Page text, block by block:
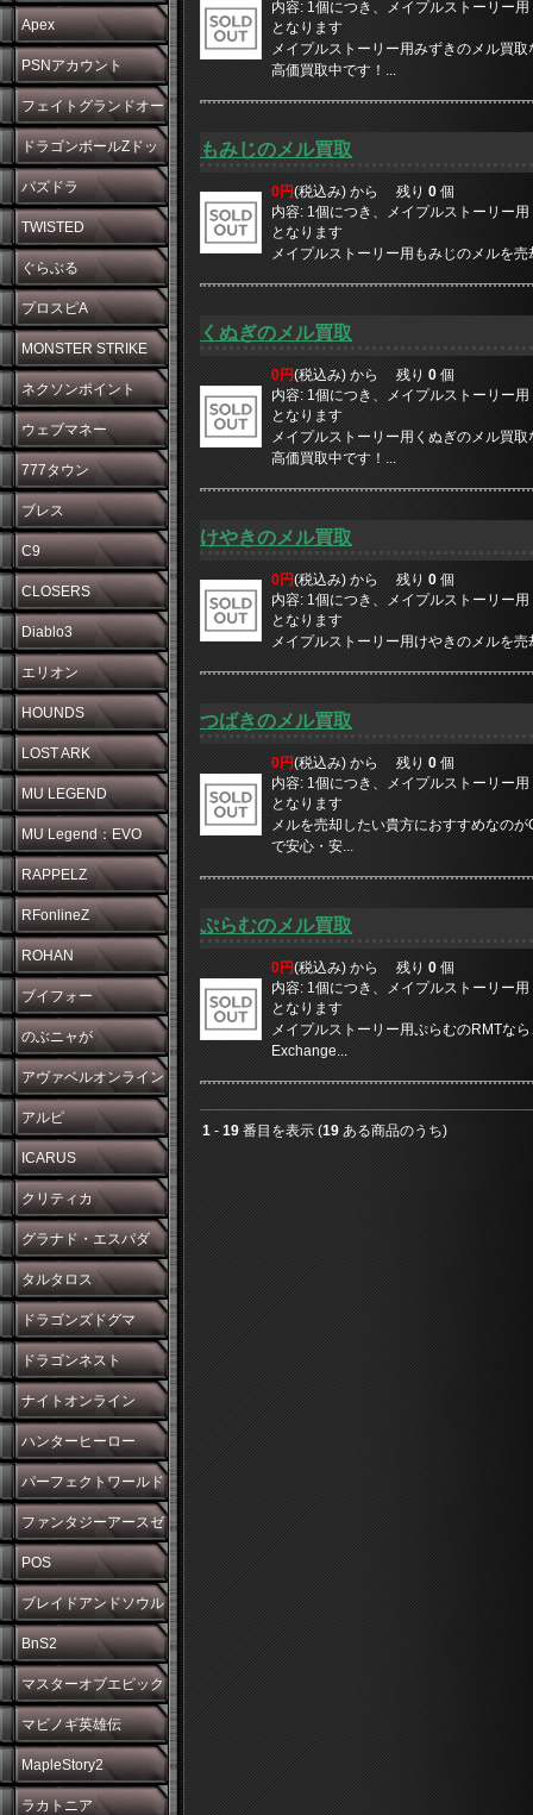
Apex
PSNアカウント
フェイトグランドオー
ダー
ドラゴンボールZドッ
カンバトル
パズドラ
TWISTED
WONDERLAND
ぐらぶる
プロスピA
MONSTER STRIKE
ネクソンポイント
ウェブマネー
777タウン
ブレス
C9
CLOSERS
Diablo3
エリオン
HOUNDS
LOST ARK
MU LEGEND
MU Legend：EVO
RAPPELZ
RFonlineZ
ROHAN
ブイフォー
のぶニャが
アヴァベルオンライン
アルピ
ICARUS
クリティカ
グラナド・エスパダ
タルタロス
ドラゴンズドグマ
ドラゴンネスト
ナイトオンライン
ハンターヒーロー
パーフェクトワールド
ファンタジーアースゼ
ロ
POS
ブレイドアンドソウル
BnS2
マスターオブエピック
マビノギ英雄伝
MapleStory2
ラカトニア
内容: 1個につき、メイプルストーリー
となります
メイプルストーリー用みずきのメル買
高価買取中です！...
もみじのメル買取
0円(税込み) から 残り 0個
内容: 1個につき、メイプルストーリー
となります
メイプルストーリー用もみじのメルを
くぬぎのメル買取
0円(税込み) から 残り0個
内容: 1個につき、メイプルストーリー
となります
メイプルストーリー用くぬぎのメル買
高価買取中です！...
けやきのメル買取
0円(税込み) から 残り 0 個
内容: 1個につき、メイプルストーリー
となります
メイプルストーリー用けやきのメルを
つばきのメル買取
0円(税込み) から 残り 0 個
内容: 1個につき、メイプルストーリー
となります
メルを売却したい貴方におすすめなの
で安心・安...
ぷらむのメル買取
0円(税込み) から 残り 0 個
内容: 1個につき、メイプルストーリー
となります
メイプルストーリー用ぷらむのRMTな
Exchange...
1- 19番目を表示 (19ある商品のうち)